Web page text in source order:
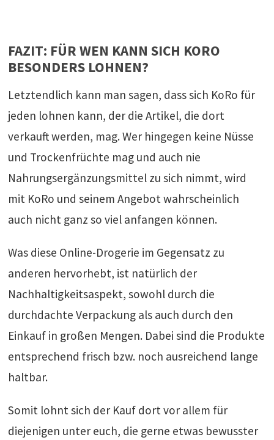
FAZIT: FÜR WEN KANN SICH KORO
BESONDERS LOHNEN?
Letztendlich kann man sagen, dass sich KoRo für
jeden lohnen kann, der die Artikel, die dort
verkauft werden, mag. Wer hingegen keine Nüsse
und Trockenfrüchte mag und auch nie
Nahrungsergänzungsmittel zu sich nimmt, wird
mit KoRo und seinem Angebot wahrscheinlich
auch nicht ganz so viel anfangen können.
Was diese Online-Drogerie im Gegensatz zu
anderen hervorhebt, ist natürlich der
Nachhaltigkeitsaspekt, sowohl durch die
durchdachte Verpackung als auch durch den
Einkauf in großen Mengen. Dabei sind die Produkte
entsprechend frisch bzw. noch ausreichend lange
haltbar.
Somit lohnt sich der Kauf dort vor allem für
diejenigen unter euch, die gerne etwas bewusster